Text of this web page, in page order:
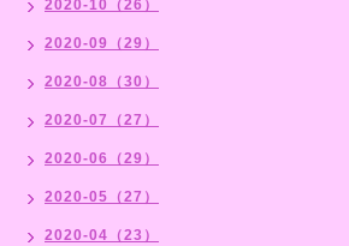
2020-10（26）
2020-09（29）
2020-08（30）
2020-07（27）
2020-06（29）
2020-05（27）
2020-04（23）